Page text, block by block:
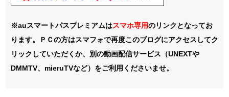
※auスマートパスプレミアムはスマホ専用のリンクとなってお
ります。ＰＣの方はスマフォで再度このブログにアクセスしてク
リックしていただくか、別の動画配信サービス（UNEXTや
DMMTV、mieruTVなど）をご利用くださいませ。